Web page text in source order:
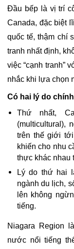
Đầu bếp là vị trí
Canada, đặc biệt
quốc tế, thậm chí
tranh nhất định,
việc “cạnh tranh”
nhắc khi lựa chọn
Có hai lý do
Thứ nhất,
(multicultural),
trên thế giới
khiến cho nhu
thực khác nhau
Lý do thứ hai
ngành du lịch,
lên không
tiếng.
Niagara Region
nước nổi tiếng